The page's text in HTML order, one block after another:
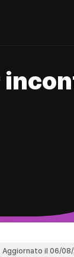
Aggiornato il 06/